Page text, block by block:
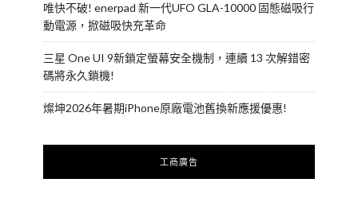
唯快不破! enerpad 新一代UFO GLA-10000 固態磁吸行
動電源，掀磁吸快充革命
三星 One UI 9新鎖定螢幕安全機制，連續 13 次解錯密
碼將永久鎖機!
燦坤2026年暑期iPhone原廠電池舊換新應援優惠!
工商廣告